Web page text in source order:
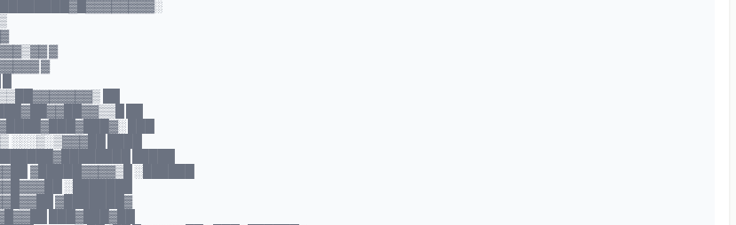
▓
▓
██
██
███
░░░▒░▒▓▓▓██ ████
█████
▓█████▓▓▓▓▒█ ░██████
░███████
▓███████▓
███▓███▓██